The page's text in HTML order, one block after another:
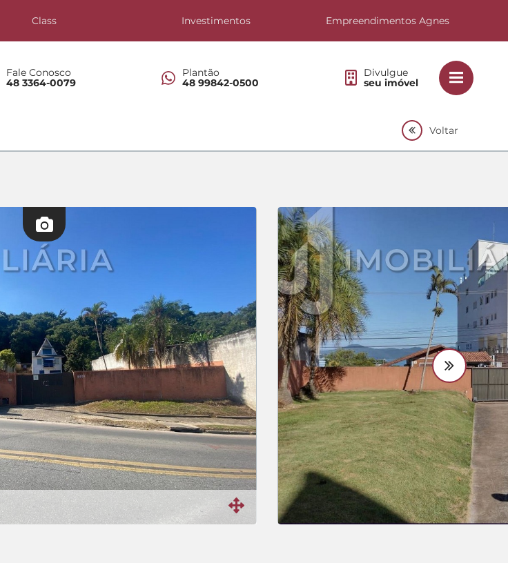
Class Investimentos Empreendimentos Agnes
Fale Conosco
48 3364-0079
Plantão
48 99842-0500
Divulgue
seu imóvel
Voltar